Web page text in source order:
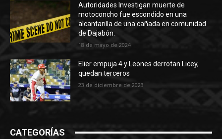
Autoridades Investigan muerte de
motoconcho fue escondido en una
alcantarilla de una cañada en comunidad
de Dajabón.
18 de mayo de 2024
Elier empuja 4 y Leones derrotan Licey,
quedan terceros
23 de diciembre de 2023
CATEGORÍAS